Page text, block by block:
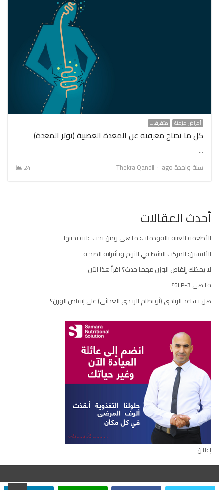
أمراض مزمنة متفرقات
كل ما تحتاج معرفته عن المعدة العصبية (توتر المعدة)
…
سنة واحدة ago
Author
Thekra Qandil
24
أحدث المقالات
الأطعمة الغنية بالفودماب: ما هي ومن يجب عليه تجنبها
الأليسين: المركب النشط في الثوم وتأثيراته الصحية
لا يمكنك إنقاص الوزن مهما حدث؟ اقرأ هذا الآن
ما هي GLP-3؟
هل يساعد الزبادي (أو نظام الزبادي الغذائي) على إنقاص الوزن؟
إعلان